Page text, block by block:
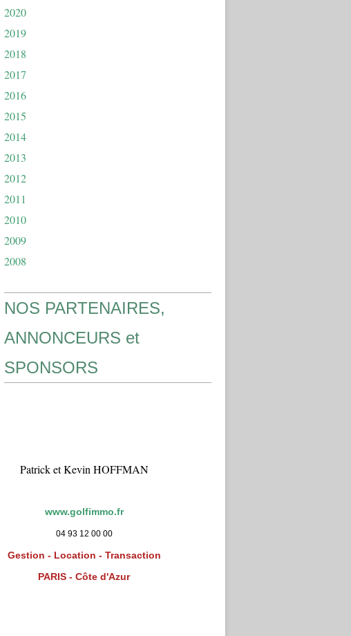
2020
2019
2018
2017
2016
2015
2014
2013
2012
2011
2010
2009
2008
NOS PARTENAIRES,
ANNONCEURS et
SPONSORS
Patrick et Kevin HOFFMAN
www.golfimmo.fr
04 93 12 00 00
Gestion - Location - Transaction
PARIS - Côte d'Azur